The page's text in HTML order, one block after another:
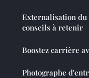
Externalisation du
conseils à retenir
Boostez carrière
Photographe